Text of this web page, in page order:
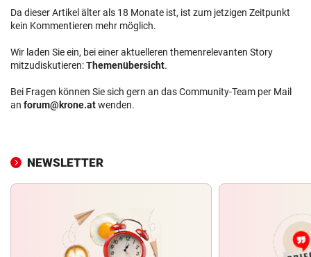
Da dieser Artikel älter als 18 Monate ist, ist zum jetzigen Zeitpunkt
kein Kommentieren mehr möglich.
Wir laden Sie ein, bei einer aktuelleren themenrelevanten Story
mitzudiskutieren:Themenübersicht.
Bei Fragen können Sie sich gern an das Community-Team per Mail
an forum@krone.atwenden.
NEWSLETTER